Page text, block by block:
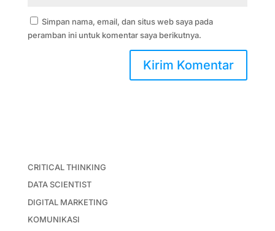
Simpan nama, email, dan situs web saya pada
peramban ini untuk komentar saya berikutnya.
CRITICAL THINKING
DATA SCIENTIST
DIGITAL MARKETING
KOMUNIKASI